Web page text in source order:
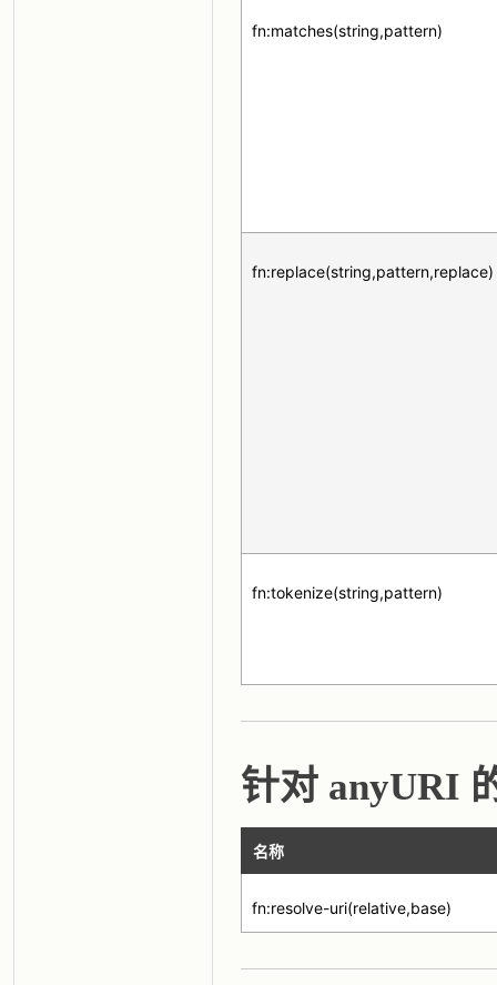
fn:matches(string,pattern)
fn:replace(string,pattern,replace)
fn:tokenize(string,pattern)
针对 anyURI
名称
fn:resolve-uri(relative,base)